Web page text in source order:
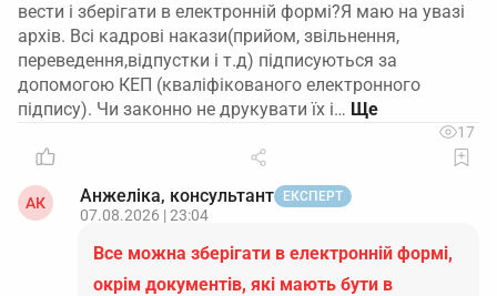
вести і зберігати в електронній формі?Я маю на увазі
архів. Всі кадрові накази(прийом, звільнення,
переведення,відпустки і т.д) підписуються за
допомогою КЕП (кваліфікованого електронного
підпису). Чи законно не друкувати їх і…
17
АК Анжеліка, консультант ЕКСПЕРТ
07.08.2026 | 23:04
Все можна зберігати в електронній формі,
окрім документів, які мають бути в